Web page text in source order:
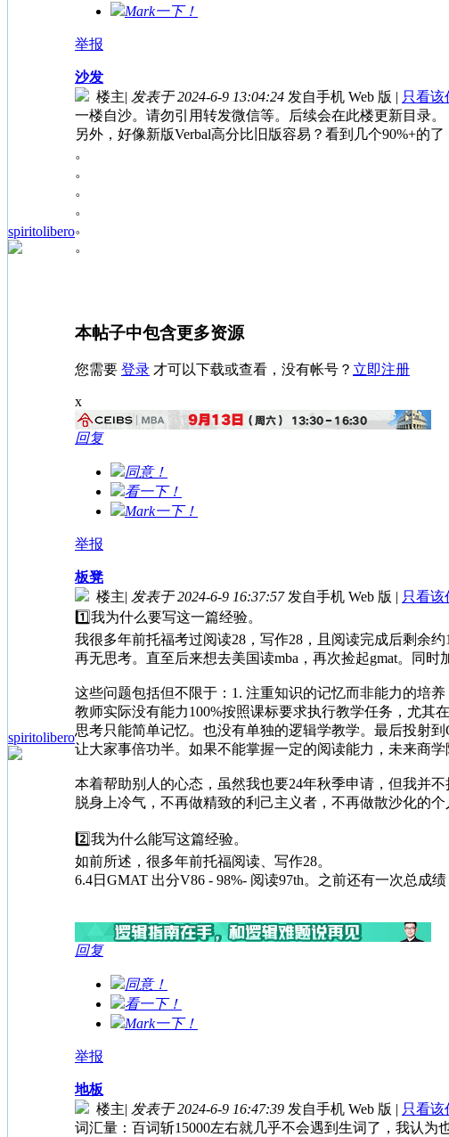
Mark一下！
举报
spiritolibero
沙发
楼主| 发表于 2024-6-9 13:04:24 发自手机 Web 版 | 只看该
一楼自沙。请勿引用转发微信等。后续会在此楼更新目录。
另外，好像新版Verbal高分比旧版容易？看到几个90%+的了
。
。
。
。
。
。
本帖子中包含更多资源
您需要 登录 才可以下载或查看，没有帐号？ 立即注册
x
回复
同意！
看一下！
Mark一下！
举报
spiritolibero
板凳
楼主| 发表于 2024-6-9 16:37:57 发自手机 Web 版 | 只看该
1️⃣我为什么要写这一篇经验。
我很多年前托福考过阅读28，写作28，且阅读完成后剩余
再无思考。直至后来想去美国读mba，再次捡起gmat。同
这些问题包括但不限于：1. 注重知识的记忆而非能力的培
教师实际没有能力100%按照课标要求执行教学任务，尤其
思考只能简单记忆。也没有单独的逻辑学教学。最后投射
让大家事倍功半。如果不能掌握一定的阅读能力，未来商
本着帮助别人的心态，虽然我也要24年秋季申请，但我并
脱身上冷气，不再做精致的利己主义者，不再做散沙化的
2️⃣我为什么能写这篇经验。
如前所述，很多年前托福阅读、写作28。
6.4日GMAT 出分V86 - 98%- 阅读97th。之前还有一次总成绩
回复
同意！
看一下！
Mark一下！
举报
地板
楼主| 发表于 2024-6-9 16:47:39 发自手机 Web 版 | 只看该
词汇量：百词斩15000左右就几乎不会遇到生词了，我认为